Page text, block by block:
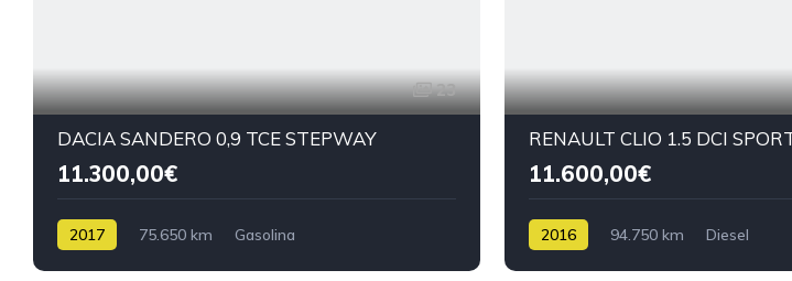
23
DACIA SANDERO 0,9 TCE STEPWAY
11.300,00€
2017 75.650 km Gasolina
11.600,00€
2016 94.750 km Diesel